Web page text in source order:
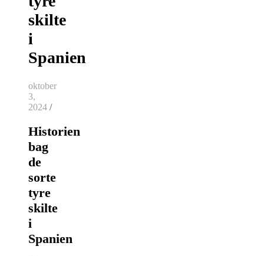
skilte
i
Spanien
oktober
3,
2024 /
Historien
bag
de
sorte
tyre
skilte
i
Spanien